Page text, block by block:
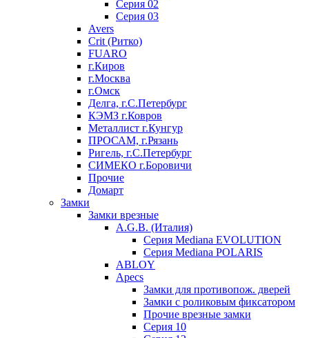
Серия 02
Серия 03
Avers
Crit (Ритко)
FUARO
г.Киров
г.Москва
г.Омск
Делга, г.С.Петербург
КЭМЗ г.Ковров
Металлист г.Кунгур
ПРОСАМ, г.Рязань
Ригель, г.С.Петербург
СИМЕКО г.Боровичи
Прочие
Домарт
Замки
Замки врезные
A.G.B. (Италия)
Серия Mediana EVOLUTION
Серия Mediana POLARIS
ABLOY
Apecs
Замки для противопож. дверей
Замки с роликовым фиксатором
Прочие врезные замки
Серия 10